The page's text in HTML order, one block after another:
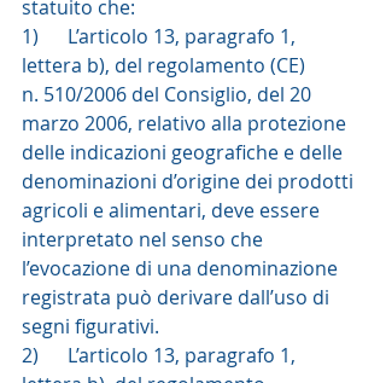
statuito che:
1)      L’articolo 13, paragrafo 1,
lettera b), del regolamento (CE)
n. 510/2006 del Consiglio, del 20
marzo 2006, relativo alla protezione
delle indicazioni geografiche e delle
denominazioni d’origine dei prodotti
agricoli e alimentari, deve essere
interpretato nel senso che
l’evocazione di una denominazione
registrata può derivare dall’uso di
segni figurativi.
2)      L’articolo 13, paragrafo 1,